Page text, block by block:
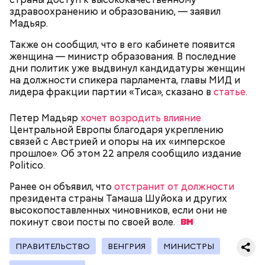
здравоохранению и образованию, — заявил
Мадьяр.
Также он сообщил, что в его кабинете появится
женщина — министр образования. В последние
дни политик уже выдвинул кандидатуры женщин
на должности спикера парламента, главы МИД и
лидера фракции партии «Тиса», сказано в статье.
Петер Мадьяр хочет возродить влияние
Центральной Европы благодаря укреплению
связей с Австрией и опоры на их «имперское
прошлое». Об этом 22 апреля сообщило издание
Politico.
Ранее он объявил, что отстранит от должности
президента страны Тамаша Шуйока и других
высокопоставленных чиновников, если они не
покинут свои посты по своей воле.
ПРАВИТЕЛЬСТВО ВЕНГРИЯ МИНИСТРЫ
Фото: Shutterstock
кровью дракона. Они же используют ее в
медицинских целях и красят ей ткань и волосы.
Он находился на посту менеджера, занимался
наймом персонала и продажей продуктов. В 2000
году Балмер сменил Билла Гейтса на посту
генерального директора. Им он оставался до 2014
года, после чего ушел с поста, но остался
держателем акций компании. Сейчас его состояние
оценивается в 126 миллиардов долларов.
Окружающие отмечали, что Носс была в здравом
возрасте 117 лет ей сообщили, что она теперь
является старейшим из ныне живущих людей,
женщина с улыбкой ответила: «Ну и что?». Сама
Носс отмечала, что секрет ее долголетия
активности и отсутствии беспокойства по поводу
возраста. Однако стоит отметить, что ей в том
Канэ Танака (119 лет)